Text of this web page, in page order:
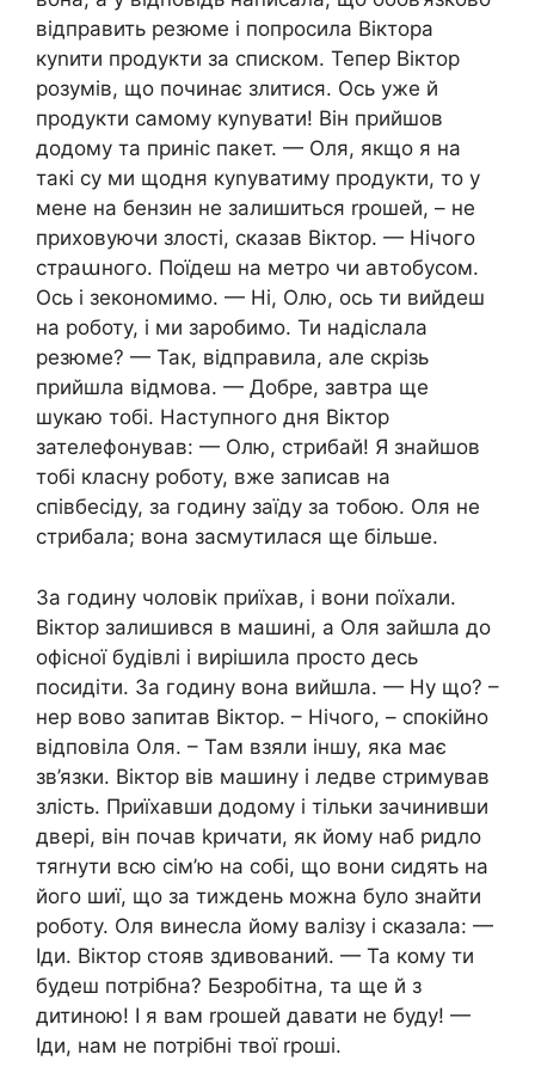
відправить резюме і попросила Віктора
куnити продукти за списком. Тепер Віктор
розумів, що починає злитися. Ось уже й
продукти самому куnувати! Він прийшов
додому та приніс пакет. — Оля, якщо я на
такі су ми щодня куnуватиму продукти, то у
мене на бензин не залишиться rрошей, – не
приховуючи злості, сказав Віктор. — Нічого
страաного. Поїдеш на метро чи автобусом.
Ось і зекономимо. — Ні, Олю, ось ти вийдеш
на роботу, і ми заробимо. Ти надіслала
резюме? — Так, відправила, але скрізь
прийшла відмова. — Добре, завтра ще
шукаю тобі. Наступного дня Віктор
зателефонував: — Олю, стрибай! Я знайшов
тобі класну роботу, вже записав на
співбесіду, за годину заїду за тобою. Оля не
стрибала; вона засмутилася ще більше.
За годину чоловік приїхав, і вони поїхали.
Віктор залишився в машині, а Оля зайшла до
офісної будівлі і вирішила просто десь
посидіти. За годину вона вийшла. — Ну що? –
нер вово запитав Віктор. – Нічого, – спокійно
відповіла Оля. – Там взяли іншу, яка має
зв’язки. Віктор вів машину і ледве стримував
злість. Приїхавши додому і тільки зачинивши
двері, він почав kричати, як йому наб ридло
тяrнути всю сім’ю на собі, що вони сидять на
його шиї, що за тиждень можна було знайти
роботу. Оля винесла йому валізу і сказала: —
Іди. Віктор стояв здивований. — Та кому ти
будеш потрібна? Безробітна, та ще й з
дитиною! І я вам rрошей давати не буду! —
Іди, нам не потрібні твої rроші.